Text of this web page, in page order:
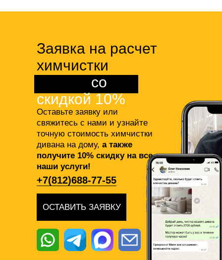
Оставьте заявку или
свяжитесь с нами и узнайте
точную стоимость химчистки
дивана на дому, а также
получите 10% скидку на все
наши услуги!
Заявка на расчет
химчистки
со
скидкой 10%
ОСТАВИТЬ ЗАЯВКУ
+7(812)688-77-55